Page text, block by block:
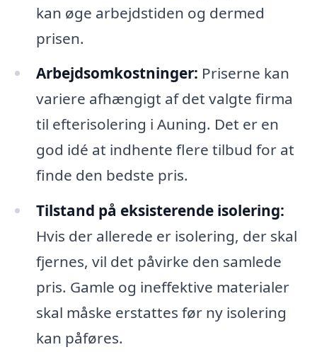
kan øge arbejdstiden og dermed
prisen.
Arbejdsomkostninger: Priserne kan
variere afhængigt af det valgte firma
til efterisolering i Auning. Det er en
god idé at indhente flere tilbud for at
finde den bedste pris.
Tilstand på eksisterende isolering:
Hvis der allerede er isolering, der skal
fjernes, vil det påvirke den samlede
pris. Gamle og ineffektive materialer
skal måske erstattes før ny isolering
kan påføres.